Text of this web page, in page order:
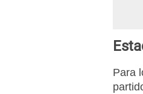
Para